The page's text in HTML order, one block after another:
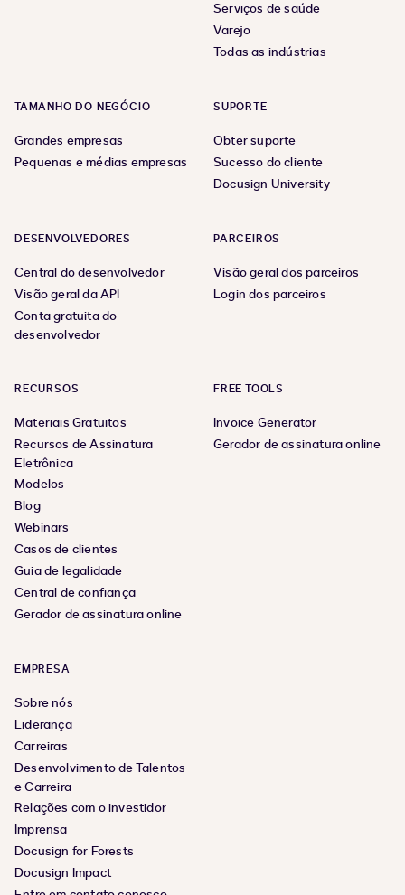
Serviços de saúde
Varejo
Todas as indústrias
TAMANHO DO NEGÓCIO
Grandes empresas
Pequenas e médias empresas
SUPORTE
Obter suporte
Sucesso do cliente
Docusign University
DESENVOLVEDORES
Central do desenvolvedor
Visão geral da API
Conta gratuita do
desenvolvedor
PARCEIROS
Visão geral dos parceiros
Login dos parceiros
RECURSOS
Materiais Gratuitos
Recursos de Assinatura
Eletrônica
Modelos
Blog
Webinars
Casos de clientes
Guia de legalidade
Central de confiança
Gerador de assinatura online
FREE TOOLS
Invoice Generator
Gerador de assinatura online
EMPRESA
Sobre nós
Liderança
Carreiras
Desenvolvimento de Talentos
e Carreira
Relações com o investidor
Imprensa
Docusign for Forests
Docusign Impact